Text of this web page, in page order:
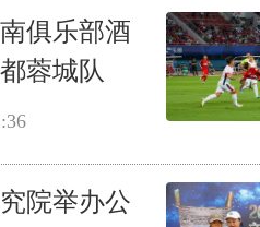
俱乐部酒
蓉城队
院举办公